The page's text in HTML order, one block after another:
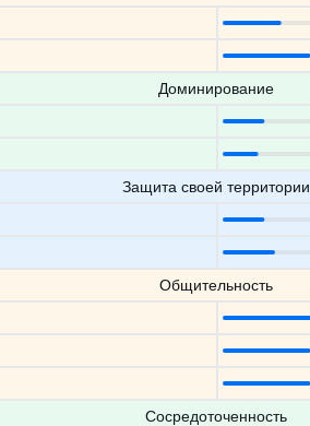
Доминирование
Защита своей территории
Общительность
Сосредоточенность